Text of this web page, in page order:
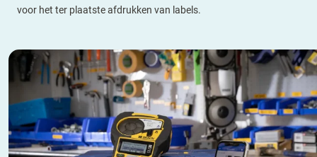
voor het ter plaatste afdrukken van labels.